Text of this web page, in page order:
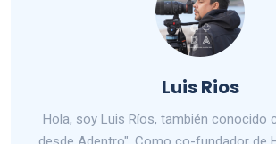
Luis Rios
Hola, soy Luis Ríos, también conocido